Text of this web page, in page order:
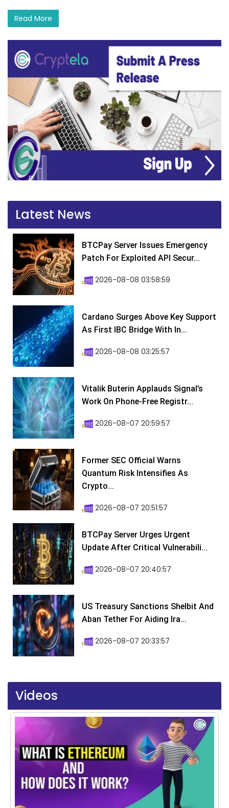
Read More
Latest News
BTCPay Server Issues Emergency
Patch For Exploited API Secur...
2026-08-08 03:58:59
Cardano Surges Above Key Support
As First IBC Bridge With In...
2026-08-08 03:25:57
Vitalik Buterin Applauds Signal’s
Work On Phone-Free Registr...
2026-08-07 20:59:57
Former SEC Official Warns
Quantum Risk Intensifies As
Crypto...
2026-08-07 20:51:57
BTCPay Server Urges Urgent
Update After Critical Vulnerabili...
2026-08-07 20:40:57
US Treasury Sanctions Shelbit And
Aban Tether For Aiding Ira...
2026-08-07 20:33:57
Videos